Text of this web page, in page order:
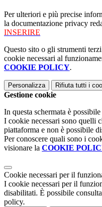
Per ulteriori e più precise
la documentazione privacy
INSERIRE
Questo sito o gli strumenti
cookie necessari al
COOKIE POLICY.
Personalizza Rifiuta tutti i
Gestione cookie
In questa schermata è
I cookie necessari sono quelli
piattaforma e non è possibile
Per conoscere quali sono i
visionare la COOKIE
Cookie necessari per il
I cookie necessari per il
disabilitati. È possibile
policy.